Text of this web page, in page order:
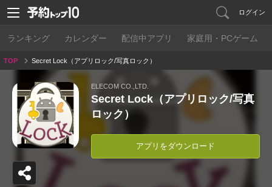
ログイン
ランキング カレンダー 配信中アプリ 家庭用・PCゲーム
TOP Secret Lock（アプリロック/写真ロック）
ELECOM CO.,LTD.
Secret Lock（アプリロック/写真
ロック）
アプリをダウンロード